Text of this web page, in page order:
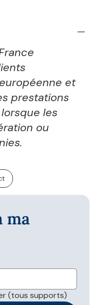
et
prestations
les
ou
ma
(tous supports)